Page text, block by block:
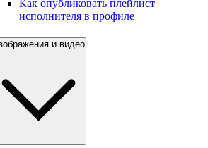
Как опубликовать плейлист
исполнителя в профиле
и видео